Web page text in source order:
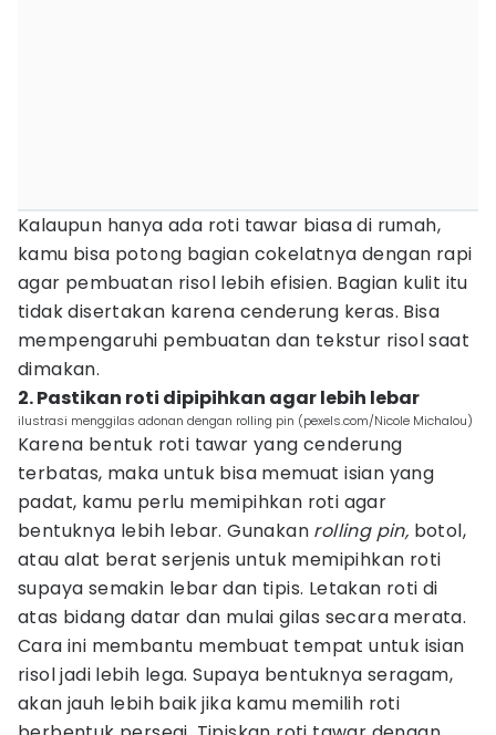
Kalaupun hanya ada roti tawar biasa di rumah,
kamu bisa potong bagian cokelatnya dengan rapi
agar pembuatan risol lebih efisien. Bagian kulit itu
tidak disertakan karena cenderung keras. Bisa
mempengaruhi pembuatan dan tekstur risol saat
dimakan.
2. Pastikan roti dipipihkan agar lebih lebar
ilustrasi menggilas adonan dengan rolling pin (pexels.com/Nicole Michalou)
Karena bentuk roti tawar yang cenderung
terbatas, maka untuk bisa memuat isian yang
padat, kamu perlu memipihkan roti agar
bentuknya lebih lebar. Gunakan rolling pin, botol,
atau alat berat serjenis untuk memipihkan roti
supaya semakin lebar dan tipis. Letakan roti di
atas bidang datar dan mulai gilas secara merata.
Cara ini membantu membuat tempat untuk isian
risol jadi lebih lega. Supaya bentuknya seragam,
akan jauh lebih baik jika kamu memilih roti